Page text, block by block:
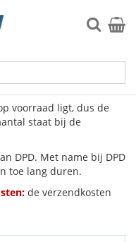
Zoek
dezelfde dag
uur)
voorraad ligt, dus de
staat bij de
DPD. Met name bij DPD
toe lang duren.
de verzendkosten